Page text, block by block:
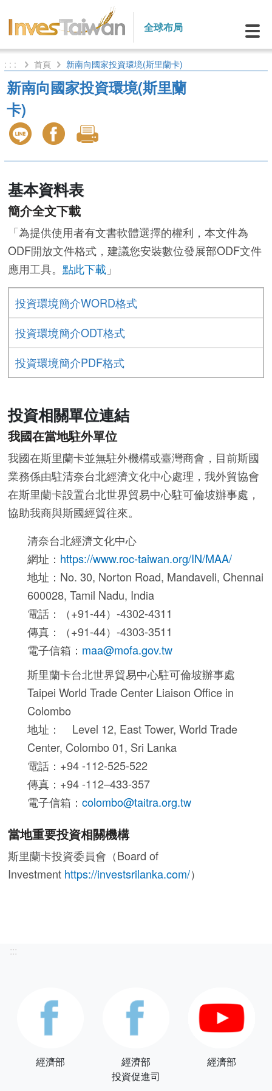
全球布局
: : : 首頁 新南向國家投資環境(斯里蘭卡)
新南向國家投資環境(斯里蘭
卡)
基本資料表
簡介全文下載
「為提供使用者有文書軟體選擇的權利，本文件為
ODF開放文件格式，建議您安裝數位發展部ODF文件
應用工具。點此下載 」
投資環境簡介WORD格式
投資環境簡介ODT格式
投資環境簡介PDF格式
投資相關單位連結
我國在當地駐外單位
我國在斯里蘭卡並無駐外機構或臺灣商會，目前斯國
業務係由駐清奈台北經濟文化中心處理，我外貿協會
在斯里蘭卡設置台北世界貿易中心駐可倫坡辦事處，
協助我商與斯國經貿往來。
清奈台北經濟文化中心
網址： https://www.roc-taiwan.org/IN/MAA/
地址：No. 30, Norton Road, Mandaveli, Chennai
600028, Tamil Nadu, India
電話：（+91-44）-4302-4311
傳真：（+91-44）-4303-3511
電子信箱： maa@mofa.gov.tw
斯里蘭卡台北世界貿易中心駐可倫坡辦事處
Taipei World Trade Center Liaison Office in
Colombo
地址： Level 12, East Tower, World Trade
Center, Colombo 01, Sri Lanka
電話：+94 -112-525-522
傳真：+94 -112–433-357
電子信箱：colombo@taitra.org.tw
當地重要投資相關機構
斯里蘭卡投資委員會（Board of
Investment https://investsrilanka.com/）
:::
經濟部
經濟部
投資促進司
經濟部